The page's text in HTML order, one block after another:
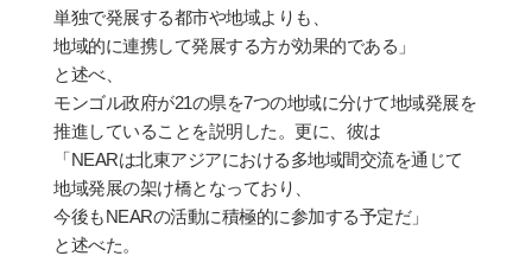
単独で発展する都市や地域よりも、
地域的に連携して発展する方が効果的である」
と述べ、
モンゴル政府が21の県を7つの地域に分けて地域発展を
推進していることを説明した。更に、彼は
「NEARは北東アジアにおける多地域間交流を通じて
地域発展の架け橋となっており、
今後もNEARの活動に積極的に参加する予定だ」
と述べた。